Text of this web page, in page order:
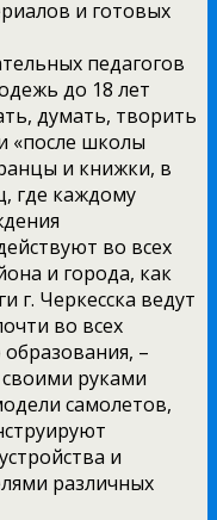
и готовых
педагогов
до 18 лет
думать, творить
«после школы
и книжки, в
где каждому
во всех
и города, как
г. Черкесска ведут
во всех
–
руками
самолетов,
и
различных